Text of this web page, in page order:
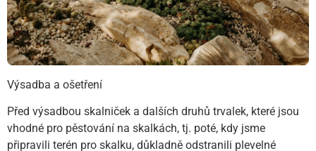
Výsadba a ošetření
Před výsadbou skalniček a dalších druhů trvalek, které jsou
vhodné pro pěstování na skalkách, tj. poté, kdy jsme
připravili terén pro skalku, důkladně odstranili plevelné